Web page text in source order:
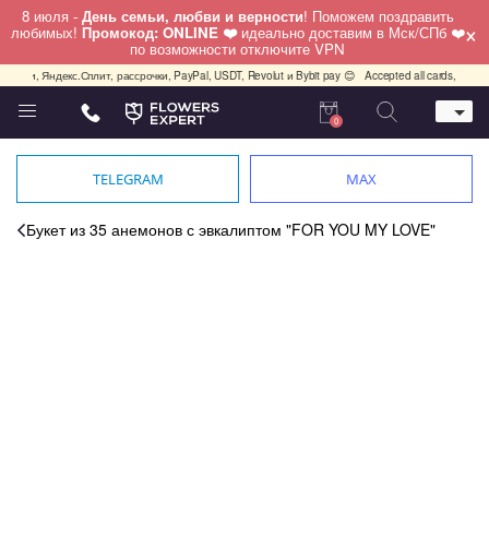
8 июля - День семьи, любви и верности! Поможем поздравить
любимых! Промокод: ONLINE ❤️ идеально доставим в Мск/СПб ❤️
по возможности отключите VPN ×
Яндекс.Сплит, рассрочки, PayPal, USDT, Revolut и Bybit pay 😊 Accepted all cards, PayPal,
Телефон
+7 (495) 982-55-05
0
TELEGRAM MAX
Букет из 35 анемонов с эвкалиптом "FOR YOU MY LOVE"